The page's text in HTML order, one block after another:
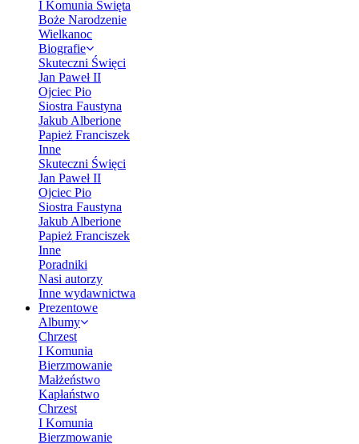
I Komunia Święta
Boże Narodzenie
Wielkanoc
Biografie
Skuteczni Święci
Jan Paweł II
Ojciec Pio
Siostra Faustyna
Jakub Alberione
Papież Franciszek
Inne
Skuteczni Święci
Jan Paweł II
Ojciec Pio
Siostra Faustyna
Jakub Alberione
Papież Franciszek
Inne
Poradniki
Nasi autorzy
Inne wydawnictwa
Prezentowe
Albumy
Chrzest
I Komunia
Bierzmowanie
Małżeństwo
Kapłaństwo
Chrzest
I Komunia
Bierzmowanie